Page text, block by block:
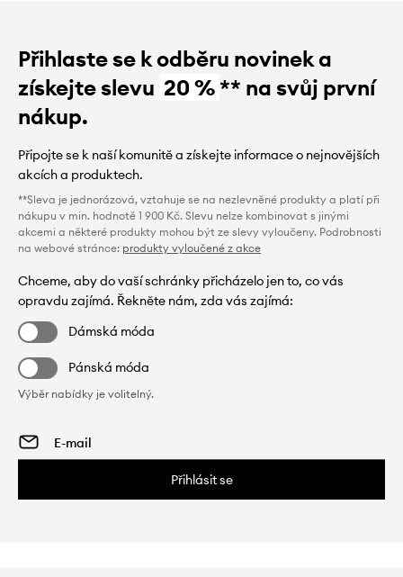
Přihlaste se k odběru novinek a
získejte slevu 20 %** na svůj první
nákup.
Připojte se k naší komunitě a získejte informace o nejnovějších
akcích a produktech.
**Sleva je jednorázová, vztahuje se na nezlevněné produkty a platí při
nákupu v min. hodnotě 1 900 Kč. Slevu nelze kombinovat s jinými
akcemi a některé produkty mohou být ze slevy vyloučeny. Podrobnosti
na webové stránce: produkty vyloučené z akce
Chceme, aby do vaší schránky přicházelo jen to, co vás
opravdu zajímá. Řekněte nám, zda vás zajímá:
Dámská móda
Pánská móda
Výběr nabídky je volitelný.
Přihlásit se